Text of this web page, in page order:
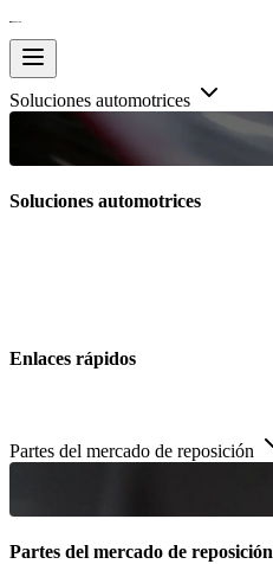
Soluciones automotrices
Soluciones automotrices
Enlaces rápidos
Partes del mercado de reposición
Partes del mercado de reposición